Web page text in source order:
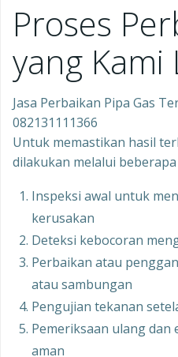
Proses
yang Kami
Jasa Perbaikan Pipa Gas
082131111366
Untuk memastikan hasil
dilakukan melalui
Inspeksi awal untuk
kerusakan
Deteksi kebocoran
Perbaikan atau
atau sambungan
Pengujian tekanan
Pemeriksaan ulang dan
aman